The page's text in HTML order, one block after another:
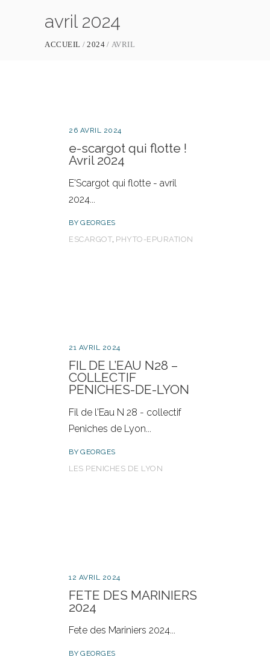
avril 2024
ACCUEIL 2024 AVRIL
26 AVRIL 2024
e-scargot qui flotte !
Avril 2024
E'Scargot qui flotte - avril
2024
BY GEORGES
ESCARGOT, PHYTO-EPURATION
21 AVRIL 2024
FIL DE L’EAU N28 –
COLLECTIF
PENICHES-DE-LYON
Fil de l'Eau N 28 - collectif
Peniches de Lyon
BY GEORGES
LES PENICHES DE LYON
12 AVRIL 2024
FETE DES MARINIERS
2024
Fete des Mariniers 2024
BY GEORGES